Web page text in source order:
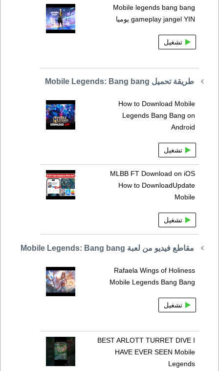
Mobile legends bang bang
gameplay jangel YIN يوميا
تشغيل
طريقة تحميل Mobile Legends: Bang bang
How to Download Mobile
Legends Bang Bang on
Android
تشغيل
MLBB FT Download on iOS
How to DownloadUpdate
Mobile
تشغيل
مقاطع فيديو من لعبة Mobile Legends: Bang bang
Rafaela Wings of Holiness
Mobile Legends Bang Bang
تشغيل
BEST ARLOTT TURRET DIVE I
HAVE EVER SEEN Mobile
Legends